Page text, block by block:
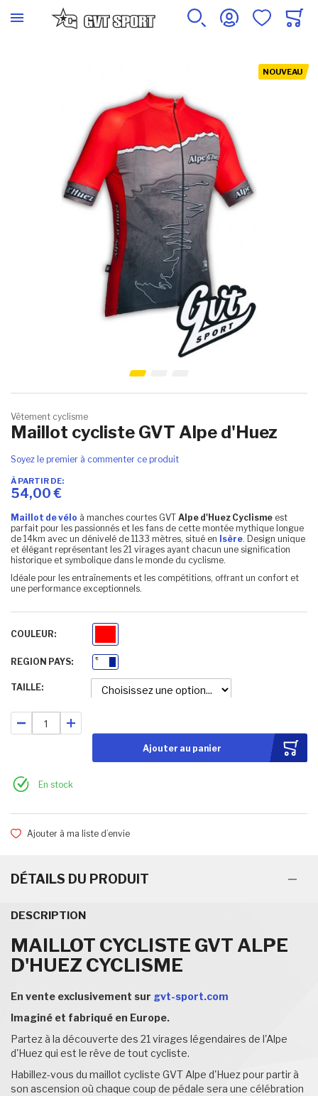
Skip to the beginning of the images gallery
NOUVEAU
Vêtement cyclisme
Maillot cycliste GVT Alpe d'Huez
Soyez le premier à commenter ce produit
À PARTIR DE
54,00 €
Maillot de vélo à manches courtes GVT Alpe d'Huez Cyclisme est
parfait pour les passionnés et les fans de cette montée mythique longue
de 14km avec un dénivelé de 1133 mètres, situé en Isère. Design unique
et élégant représentant les 21 virages ayant chacun une signification
historique et symbolique dans le monde du cyclisme.
Idéale pour les entraînements et les compétitions, offrant un confort et
une performance exceptionnels.
COULEUR
Rouge
REGION PAYS
Isere
TAILLE
Ajouter au panier
En stock
Ajouter à ma liste d’envie
DÉTAILS DU PRODUIT
DESCRIPTION
MAILLOT CYCLISTE GVT ALPE
D'HUEZ CYCLISME
En vente exclusivement sur gvt-sport.com
Imaginé et fabriqué en Europe.
Partez à la découverte des 21 virages légendaires de l'Alpe
d'Huez qui est le rêve de tout cycliste.
Habillez-vous du maillot cycliste GVT Alpe d'Huez pour partir à
son ascension où chaque coup de pédale sera une célébration